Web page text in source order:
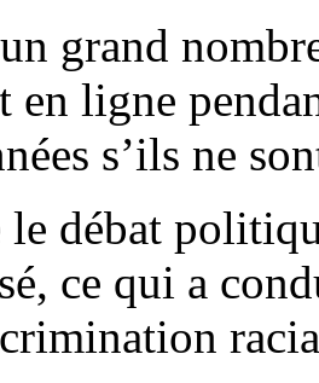
grand
en ligne
s’ils ne
le débat
ce qui a